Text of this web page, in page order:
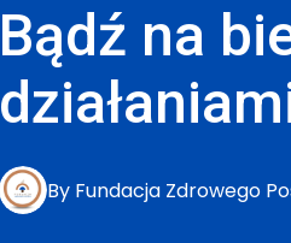
Bądź na
By Fundacja Zdrowego